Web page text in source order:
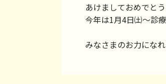
あけましておめでと
今年は1月4日㈯～診
みなさまのお力にな